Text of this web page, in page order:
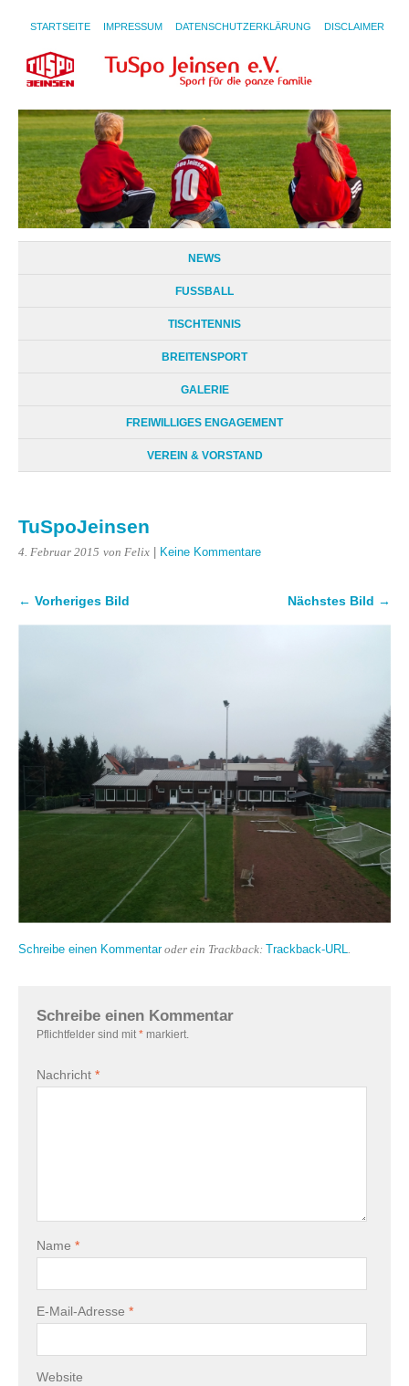
STARTSEITE IMPRESSUM DATENSCHUTZERKLÄRUNG DISCLAIMER
NEWS
FUSSBALL
TISCHTENNIS
BREITENSPORT
GALERIE
FREIWILLIGES ENGAGEMENT
VEREIN & VORSTAND
TuSpoJeinsen
4. Februar 2015 von Felix | Keine Kommentare
← Vorheriges Bild Nächstes Bild →
Schreibe einen Kommentaroder ein Trackback: Trackback-URL.
Schreibe einen Kommentar
Pflichtfelder sind mit * markiert.
Nachricht *
Name *
E-Mail-Adresse *
Website